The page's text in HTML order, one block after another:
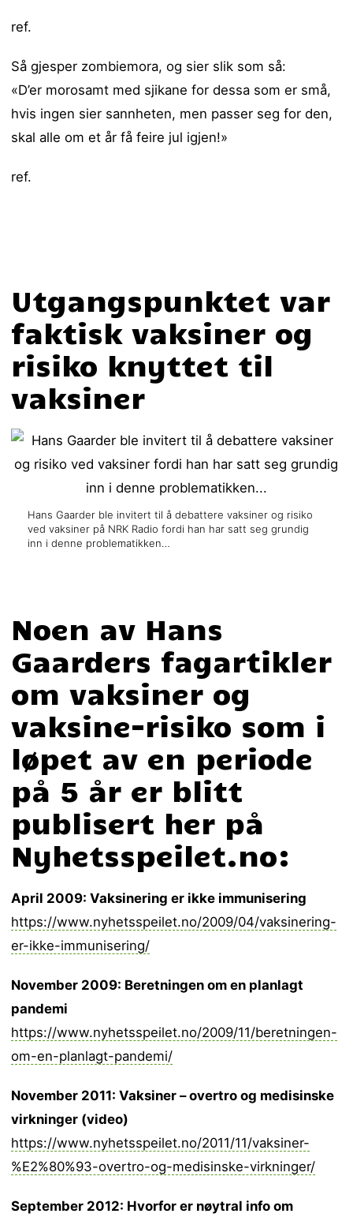
ref.
Så gjesper zombiemora, og sier slik som så:
«D’er morosamt med sjikane for dessa som er små,
hvis ingen sier sannheten, men passer seg for den,
skal alle om et år få feire jul igjen!»
ref.
Utgangspunktet var
faktisk vaksiner og
risiko knyttet til
vaksiner
Hans Gaarder ble invitert til å debattere vaksiner og risiko
ved vaksiner på NRK Radio fordi han har satt seg grundig
inn i denne problematikken…
Noen av Hans
Gaarders fagartikler
om vaksiner og
vaksine-risiko som i
løpet av en periode
på 5 år er blitt
publisert her på
Nyhetsspeilet.no:
April 2009: Vaksinering er ikke immunisering
https://www.nyhetsspeilet.no/2009/04/vaksinering-
er-ikke-immunisering/
November 2009: Beretningen om en planlagt
pandemi
https://www.nyhetsspeilet.no/2009/11/beretningen-
om-en-planlagt-pandemi/
November 2011: Vaksiner – overtro og medisinske
virkninger (video)
https://www.nyhetsspeilet.no/2011/11/vaksiner-
%E2%80%93-overtro-og-medisinske-virkninger/
September 2012: Hvorfor er nøytral info om